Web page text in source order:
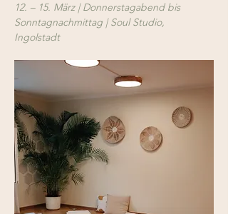
12. – 15. März | Donnerstagabend bis
Sonntagnachmittag | Soul Studio,
Ingolstadt